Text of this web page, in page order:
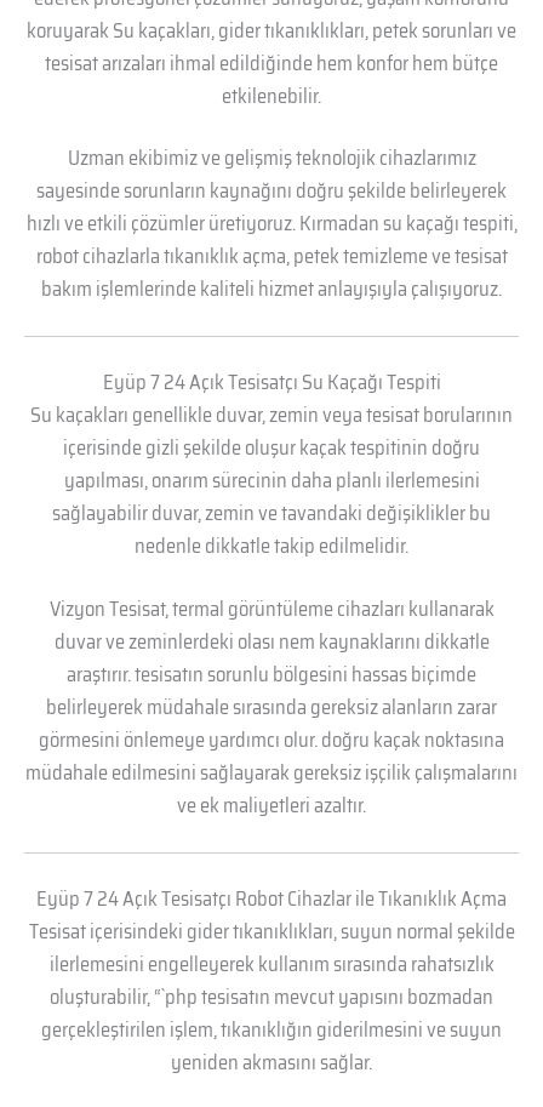
koruyarak Su kaçakları, gider tıkanıklıkları, petek sorunları ve
tesisat arızaları ihmal edildiğinde hem konfor hem bütçe
etkilenebilir.
Uzman ekibimiz ve gelişmiş teknolojik cihazlarımız
sayesinde sorunların kaynağını doğru şekilde belirleyerek
hızlı ve etkili çözümler üretiyoruz. Kırmadan su kaçağı tespiti,
robot cihazlarla tıkanıklık açma, petek temizleme ve tesisat
bakım işlemlerinde kaliteli hizmet anlayışıyla çalışıyoruz.
Eyüp 7 24 Açık Tesisatçı Su Kaçağı Tespiti
Su kaçakları genellikle duvar, zemin veya tesisat borularının
içerisinde gizli şekilde oluşur kaçak tespitinin doğru
yapılması, onarım sürecinin daha planlı ilerlemesini
sağlayabilir duvar, zemin ve tavandaki değişiklikler bu
nedenle dikkatle takip edilmelidir.
Vizyon Tesisat, termal görüntüleme cihazları kullanarak
duvar ve zeminlerdeki olası nem kaynaklarını dikkatle
araştırır. tesisatın sorunlu bölgesini hassas biçimde
belirleyerek müdahale sırasında gereksiz alanların zarar
görmesini önlemeye yardımcı olur. doğru kaçak noktasına
müdahale edilmesini sağlayarak gereksiz işçilik çalışmalarını
ve ek maliyetleri azaltır.
Eyüp 7 24 Açık Tesisatçı Robot Cihazlar ile Tıkanıklık Açma
Tesisat içerisindeki gider tıkanıklıkları, suyun normal şekilde
ilerlemesini engelleyerek kullanım sırasında rahatsızlık
oluşturabilir, “`php tesisatın mevcut yapısını bozmadan
gerçekleştirilen işlem, tıkanıklığın giderilmesini ve suyun
yeniden akmasını sağlar.